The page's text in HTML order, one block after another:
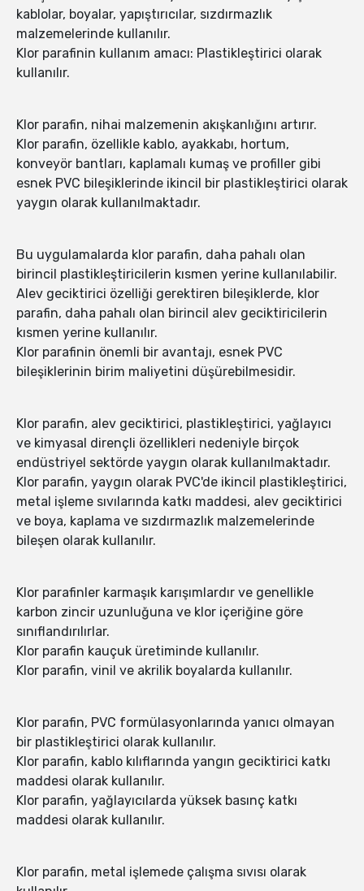
kablolar, boyalar, yapıştırıcılar, sızdırmazlık
malzemelerinde kullanılır.
Klor parafinin kullanım amacı: Plastikleştirici olarak
kullanılır.
Klor parafin, nihai malzemenin akışkanlığını artırır.
Klor parafin, özellikle kablo, ayakkabı, hortum,
konveyör bantları, kaplamalı kumaş ve profiller gibi
esnek PVC bileşiklerinde ikincil bir plastikleştirici olarak
yaygın olarak kullanılmaktadır.
Bu uygulamalarda klor parafin, daha pahalı olan
birincil plastikleştiricilerin kısmen yerine kullanılabilir.
Alev geciktirici özelliği gerektiren bileşiklerde, klor
parafin, daha pahalı olan birincil alev geciktiricilerin
kısmen yerine kullanılır.
Klor parafinin önemli bir avantajı, esnek PVC
bileşiklerinin birim maliyetini düşürebilmesidir.
Klor parafin, alev geciktirici, plastikleştirici, yağlayıcı
ve kimyasal dirençli özellikleri nedeniyle birçok
endüstriyel sektörde yaygın olarak kullanılmaktadır.
Klor parafin, yaygın olarak PVC'de ikincil plastikleştirici,
metal işleme sıvılarında katkı maddesi, alev geciktirici
ve boya, kaplama ve sızdırmazlık malzemelerinde
bileşen olarak kullanılır.
Klor parafinler karmaşık karışımlardır ve genellikle
karbon zincir uzunluğuna ve klor içeriğine göre
sınıflandırılırlar.
Klor parafin kauçuk üretiminde kullanılır.
Klor parafin, vinil ve akrilik boyalarda kullanılır.
Klor parafin, PVC formülasyonlarında yanıcı olmayan
bir plastikleştirici olarak kullanılır.
Klor parafin, kablo kılıflarında yangın geciktirici katkı
maddesi olarak kullanılır.
Klor parafin, yağlayıcılarda yüksek basınç katkı
maddesi olarak kullanılır.
Klor parafin, metal işlemede çalışma sıvısı olarak